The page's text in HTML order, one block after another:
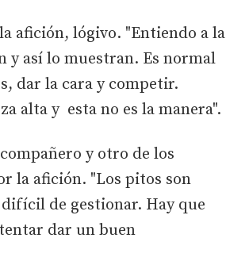
afición, lógivo. "Entiendo a la
y así lo muestran. Es normal
dar la cara y competir.
alta y esta no es la manera".
y otro de los
la afición. "Los pitos son
de gestionar. Hay que
dar un buen